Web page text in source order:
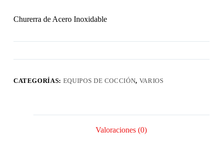
Churerra de Acero Inoxidable
CATEGORÍAS: EQUIPOS DE COCCIÓN, VARIOS
Valoraciones (0)